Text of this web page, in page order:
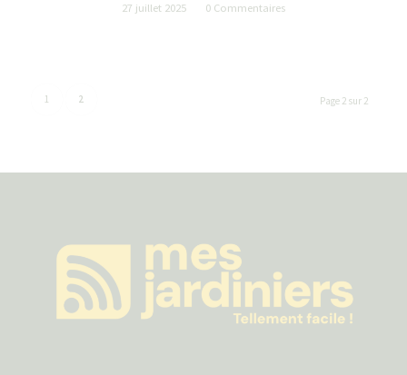
27 juillet 2025
/ 0 Commentaires
Page 2 sur 2
1 2